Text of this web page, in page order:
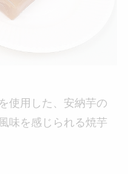
使用した、安納芋の
味を感じられる焼芋